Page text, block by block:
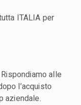
ITALIA per
alle
l’acquisto
aziendale.